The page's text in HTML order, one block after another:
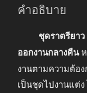
คำอธิบาย
ชุดราตรียาว
ออกงานกลางคืนห
งานตามความต้อ
เป็นชุดไปงานแต่ง